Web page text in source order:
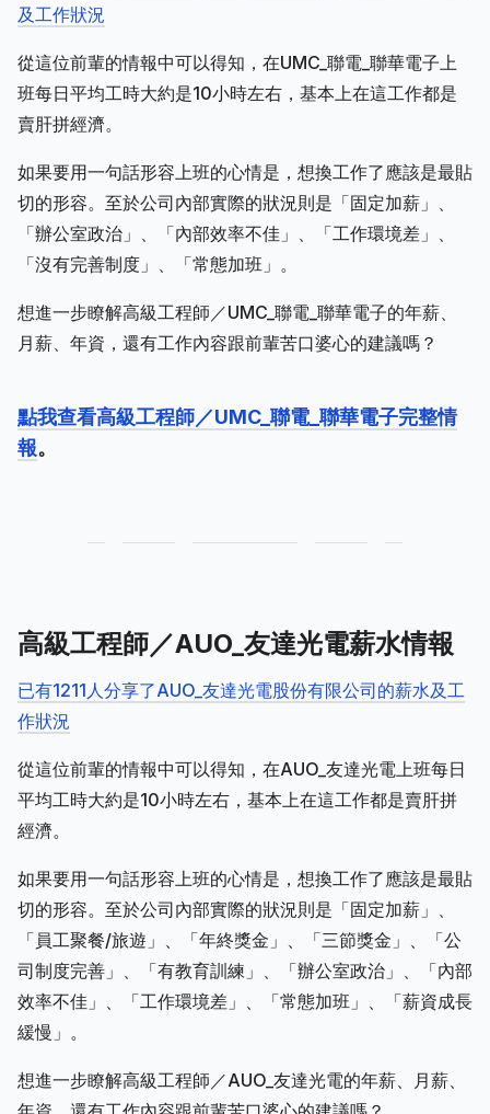
及工作狀況
從這位前輩的情報中可以得知，在UMC_聯電_聯華電子上
班每日平均工時大約是10小時左右，基本上在這工作都是
賣肝拼經濟。
如果要用一句話形容上班的心情是，想換工作了應該是最貼
切的形容。至於公司內部實際的狀況則是「固定加薪」、
「辦公室政治」、「內部效率不佳」、「工作環境差」、
「沒有完善制度」、「常態加班」。
想進一步瞭解高級工程師／UMC_聯電_聯華電子的年薪、
月薪、年資，還有工作內容跟前輩苦口婆心的建議嗎？
點我查看高級工程師／UMC_聯電_聯華電子完整情
報。
高級工程師／AUO_友達光電薪水情報
已有1211人分享了AUO_友達光電股份有限公司的薪水及工
作狀況
從這位前輩的情報中可以得知，在AUO_友達光電上班每日
平均工時大約是10小時左右，基本上在這工作都是賣肝拼
經濟。
如果要用一句話形容上班的心情是，想換工作了應該是最貼
切的形容。至於公司內部實際的狀況則是「固定加薪」、
「員工聚餐/旅遊」、「年終獎金」、「三節獎金」、「公
司制度完善」、「有教育訓練」、「辦公室政治」、「內部
效率不佳」、「工作環境差」、「常態加班」、「薪資成長
緩慢」。
想進一步瞭解高級工程師／AUO_友達光電的年薪、月薪、